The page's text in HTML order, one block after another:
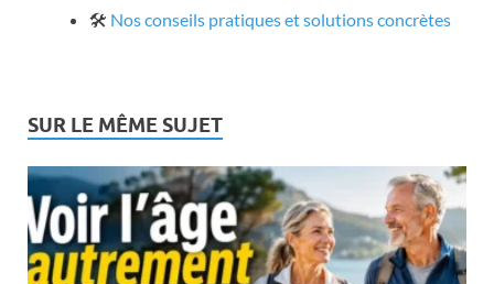
🛠️ Nos conseils pratiques et solutions concrètes
SUR LE MÊME SUJET